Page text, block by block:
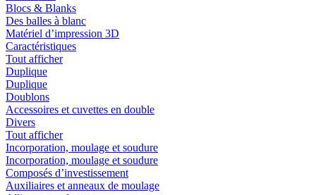
Blocs & Blanks
Des balles à blanc
Matériel d’impression 3D
Caractéristiques
Tout afficher
Duplique
Duplique
Doublons
Accessoires et cuvettes en double
Divers
Tout afficher
Incorporation, moulage et soudure
Incorporation, moulage et soudure
Composés d’investissement
Auxiliaires et anneaux de moulage